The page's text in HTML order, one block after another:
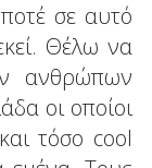
σε αυτό
Θέλω να
ανθρώπων
οι οποίοι
τόσο cool